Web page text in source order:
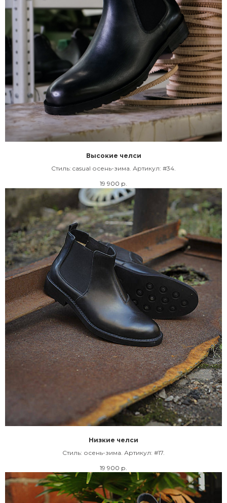
Высокие челси
Cтиль: casual осень-зима. Артикул: #34.
19 900 р.
Низкие челси
Cтиль: осень-зима. Артикул: #17.
19 900 р.